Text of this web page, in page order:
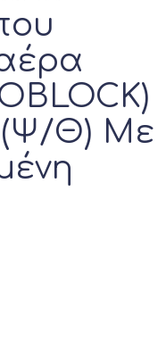
kW
Btu
(Ψ/Θ) Με